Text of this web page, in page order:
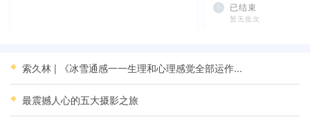
已结束
暂无批次
索久林 | 《冰雪通感一一生理和心理感觉全部运作...
最震撼人心的五大摄影之旅